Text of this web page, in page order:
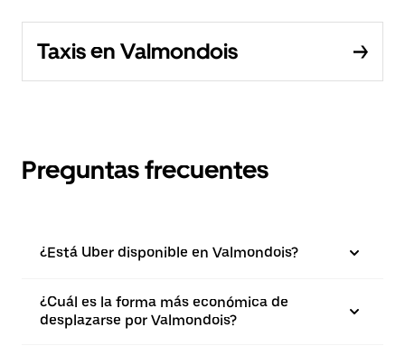
Taxis en Valmondois
Preguntas frecuentes
¿Está Uber disponible en Valmondois?
¿Cuál es la forma más económica de
desplazarse por Valmondois?